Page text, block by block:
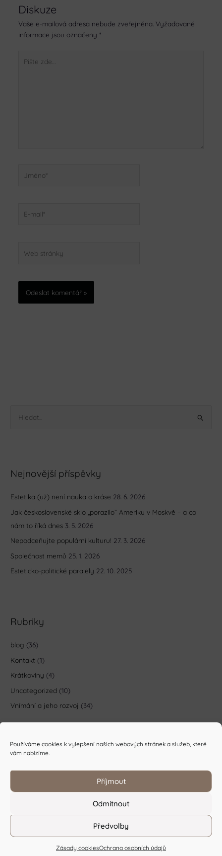
Používáme cookies k vylepšení našich webových stránek a služeb, které
vám nabízíme.
Příjmout
Odmítnout
Předvolby
Zásady cookiesOchrana osobních údajů
Diskuze
Vaše e-mailová adresa nebude zveřejněna. Vyžadované
informace jsou označeny *
zde…
mail*
stránky
e
a
t
p
r
o
:
Nejnovější příspěvky
Estetika (už) není nauka o kráse 28. 6. 2026
Jak československé sklo „porazilo” Ameriku v Moskvě – a co
nám to říká dnes 3. 5. 2026
Nepodceňujte populární kulturu! 27. 3. 2026
Společnost memů 25. 1. 2026
Esteticko-politické paralely 22. 10. 2025
Rubriky
blog (36)
Kontakt (1)
Krátkoviny (4)
Uncategorized (10)
Vnímání a jeho rozvoj (34)
Ochrana osobních údajů/Obchodní podmínky